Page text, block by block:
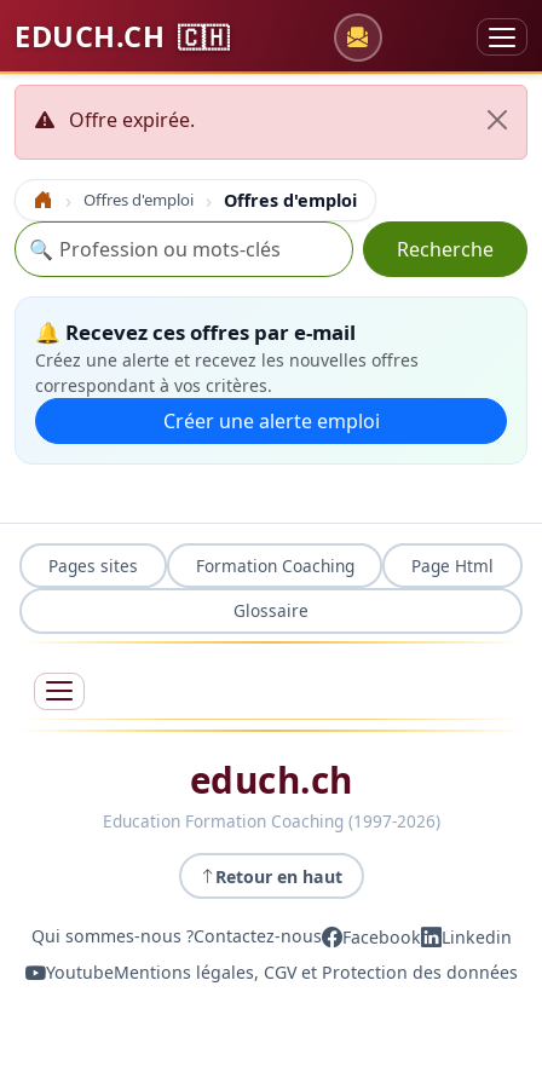
EDUCH.CH 🇨🇭
Offre expirée.
Accueil Offres d'emploi Offres d'emploi
Recherche
🔍 Recherche
🔔 Recevez ces offres par e-mail
Créez une alerte et recevez les nouvelles offres
correspondant à vos critères.
Créer une alerte emploi
Pages sites Formation Coaching
Page Html
Glossaire
educh.ch
Education Formation Coaching (1997-2026)
Retour en haut
Qui sommes-nous ?Contactez-nous Facebook
Linkedin
YoutubeMentions légales, CGV et Protection des données